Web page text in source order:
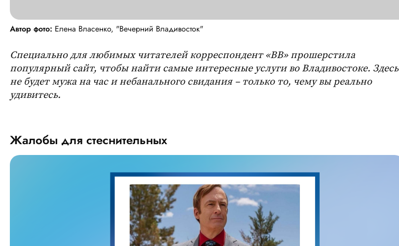
Автор фото: Елена Власенко, "Вечерний Владивосток"
Специально для любимых читателей корреспондент «ВВ» прошерстила
популярный сайт, чтобы найти самые интересные услуги во Владивостоке. Здесь
не будет мужа на час и небанального свидания – только то, чему вы реально
удивитесь.
Жалобы для стеснительных